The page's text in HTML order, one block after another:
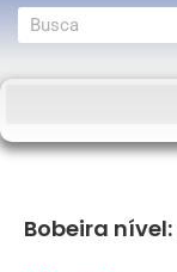
Bobeira nível: